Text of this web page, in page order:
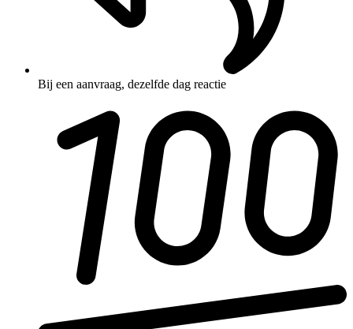
Bij een aanvraag, dezelfde dag reactie